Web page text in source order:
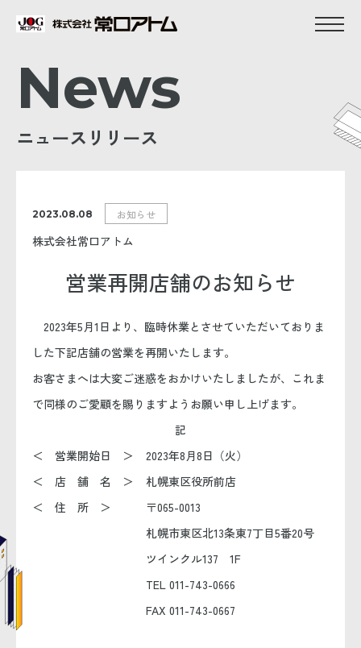
News
ニュースリリース
2023.08.08 お知らせ
株式会社常口アトム
営業再開店舗のお知らせ
2023年5月1日より、臨時休業とさせていただいておりま
した下記店舗の営業を再開いたします。
お客さまへは大変ご迷惑をおかけいたしましたが、これま
で同様のご愛顧を賜りますようお願い申し上げます。
記
＜ 営業開始日 ＞
2023年8月8日（火）
＜ 店 舗 名 ＞
札幌東区役所前店
＜ 住 所 ＞
〒065-0013
札幌市東区北13条東7丁目5番20号
ツインクル137 1F
TEL 011-743-0666
FAX 011-743-0667